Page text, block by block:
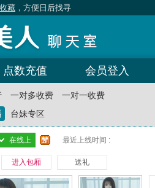
藏 ，方便日后找寻
点数充值 会员登入
一对多收费 一对一收费
台妹专区
在线上 最近上线时间 :
进入包厢 送礼